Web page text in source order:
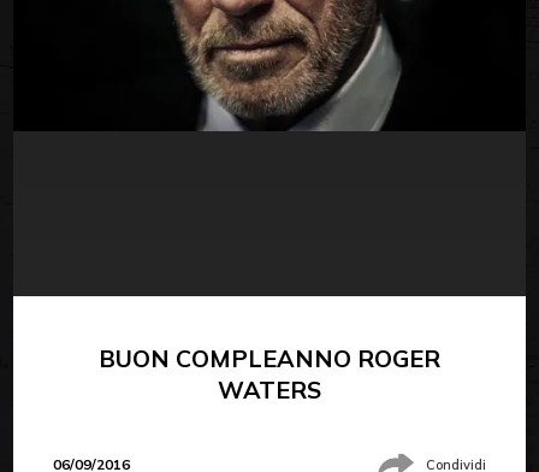
BUON COMPLEANNO ROGER
WATERS
06/09/2016 Condividi